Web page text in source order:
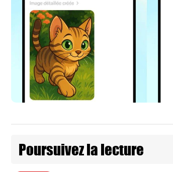
Poursuivez la lecture